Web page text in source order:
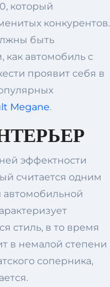
который
конкурентов.
быть
автомобиль с
проявит себя в
Megane.
эффектности
считается одним
автомобильной
стиль, в то время
в немалой степени
соперника,